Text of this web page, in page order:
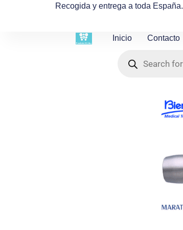
Recogida y entrega a toda España.
Inicio Contacto